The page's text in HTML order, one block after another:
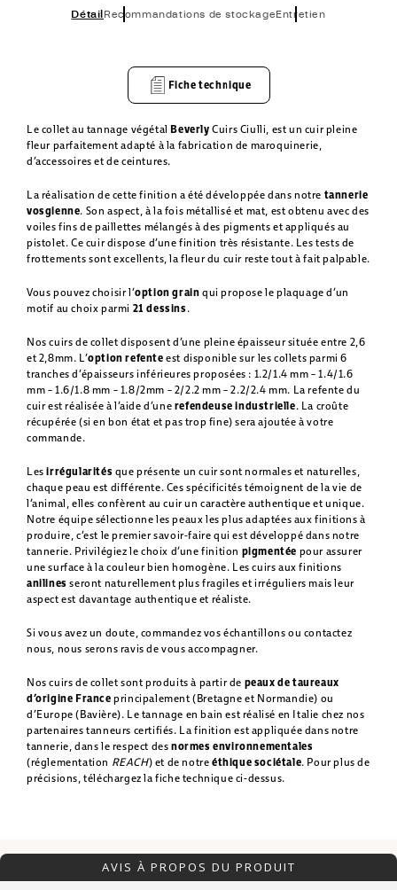
Détail Recommandations de stockageEntretien
Fiche technique
Le collet au tannage végétal Beverly Cuirs Ciulli, est un cuir pleine
fleur parfaitement adapté à la fabrication de maroquinerie,
d’accessoires et de ceintures.
La réalisation de cette finition a été développée dans notre tannerie
vosgienne. Son aspect, à la fois métallisé et mat, est obtenu avec des
voiles fins de paillettes mélangés à des pigments et appliqués au
pistolet. Ce cuir dispose d’une finition très résistante. Les tests de
frottements sont excellents, la fleur du cuir reste tout à fait palpable.
Vous pouvez choisir l’option grain qui propose le plaquage d’un
motif au choix parmi 21 dessins.
Nos cuirs de collet disposent d’une pleine épaisseur située entre 2,6
et 2,8mm. L’option refente est disponible sur les collets parmi 6
tranches d’épaisseurs inférieures proposées : 1.2/1.4 mm – 1.4/1.6
mm – 1.6/1.8 mm – 1.8/2mm – 2/2.2 mm – 2.2/2.4 mm. La refente du
cuir est réalisée à l’aide d’une refendeuse industrielle. La croûte
récupérée (si en bon état et pas trop fine) sera ajoutée à votre
commande.
Lesirrégularités que présente un cuir sont normales et naturelles,
chaque peau est différente. Ces spécificités témoignent de la vie de
l’animal, elles confèrent au cuir un caractère authentique et unique.
Notre équipe sélectionne les peaux les plus adaptées aux finitions à
produire, c’est le premier savoir-faire qui est développé dans notre
tannerie. Privilégiez le choix d’une finition pigmentée pour assurer
une surface à la couleur bien homogène. Les cuirs aux finitions
anilines seront naturellement plus fragiles et irréguliers mais leur
aspect est davantage authentique et réaliste.
Si vous avez un doute, commandez vos échantillons ou contactez
nous, nous serons ravis de vous accompagner.
Nos cuirs de collet sont produits à partir de peaux de taureaux
d’origine France principalement (Bretagne et Normandie) ou
d’Europe (Bavière). Le tannage en bain est réalisé en Italie chez nos
partenaires tanneurs certifiés. La finition est appliquée dans notre
tannerie, dans le respect desnormes environnementales
(réglementation REACH) et de notreéthique sociétale. Pour plus de
précisions, téléchargez la fiche technique ci-dessus.
AVIS À PROPOS DU PRODUIT